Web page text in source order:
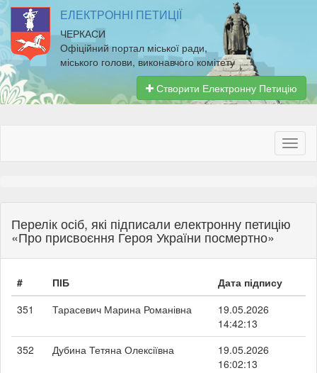
ЕЛЕКТРОННІ ПЕТИЦІЇ
ЧЕРКАСИ
Офіційний портал міської ради,
міського голови, виконавчого комітету
Створити Електронну Петицію
Перелік осіб, які підписали електронну петицію
«Про присвоєння Героя України посмертно»
# ПІБ
Дата підпису
351
Тарасевич Марина Романівна
19.05.2026
14:42:13
352
Дубина Тетяна Олексіївна
19.05.2026
16:02:13